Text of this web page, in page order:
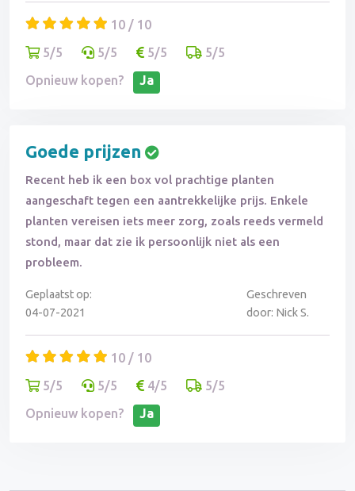
10 / 10
5/5
5/5 5/5
5/5
Opnieuw kopen?
Ja
Goede prijzen
Recent heb ik een box vol prachtige planten
aangeschaft tegen een aantrekkelijke prijs. Enkele
planten vereisen iets meer zorg, zoals reeds vermeld
stond, maar dat zie ik persoonlijk niet als een
probleem.
Geplaatst op:
04-07-2021
Geschreven
door: Nick S.
10 / 10
5/5
5/5 4/5
5/5
Opnieuw kopen?
Ja